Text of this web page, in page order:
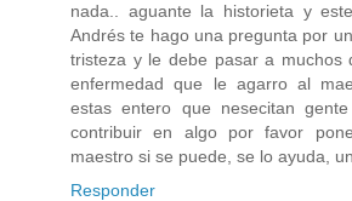
nada.. aguante la historieta y
Andrés te hago una pregunta por
tristeza y le debe pasar a muchos
enfermedad que le agarro al
estas entero que nesecitan
contribuir en algo por favor
maestro si se puede, se lo ayuda,
Responder